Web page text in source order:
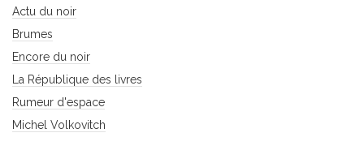
Actu du noir
Brumes
Encore du noir
La République des livres
Rumeur d'espace
Michel Volkovitch